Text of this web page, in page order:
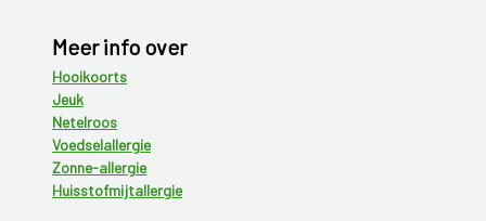
Meer info over
Hooikoorts
Jeuk
Netelroos
Voedselallergie
Zonne-allergie
Huisstofmijtallergie